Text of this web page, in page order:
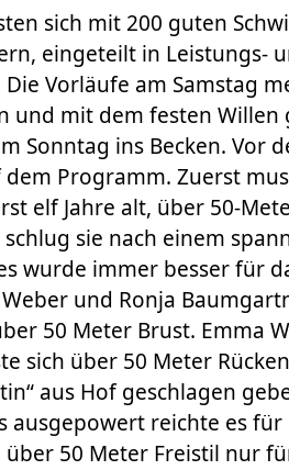
sich mit 200 guten
eingeteilt in Leistungs-
Vorläufe am Samstag
und mit dem festen Willen
Sonntag ins Becken. Vor
Programm. Zuerst
elf Jahre alt, über 50-
sie nach einem
wurde immer besser für
und Ronja
50 Meter Brust. Emma
sich über 50 Meter
aus Hof geschlagen
ausgepowert reichte es
50 Meter Freistil nur